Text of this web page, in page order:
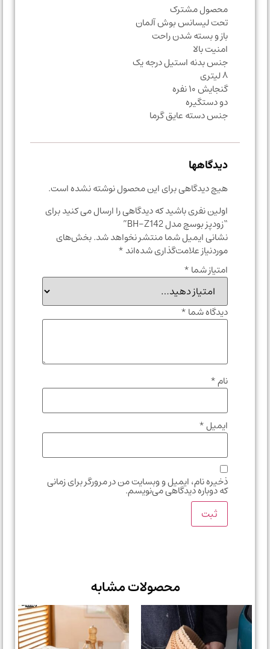
محصول مشترک
تحت لیسانس بوش آلمان
باز و بسته شدن راحت
امنیت بالا
جنس بدنه استیل درجه یک
گنجایش ۱۰ نفره
دو دستگیره
جنس دسته عایق گرما
دیدگاهها
هیچ دیدگاهی برای این محصول نوشته نشده است.
اولین نفری باشید که دیدگاهی را ارسال می کنید برای
“زودپز بوسچ مدل BH-Z142”
نشانی ایمیل شما منتشر نخواهد شد.بخش‌های
موردنیاز علامت‌گذاری شده‌اند*
امتیاز شما*
دیدگاه شما*
ایمیل*
ذخیره نام، ایمیل و وبسایت من در مرورگر برای زمانی
که دوباره دیدگاهی می‌نویسم.
محصولات مشابه